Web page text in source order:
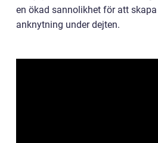
en ökad sannolikhet för att
anknytning under dejten.